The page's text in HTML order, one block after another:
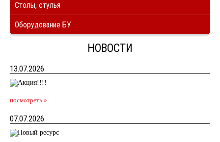
Столы, стулья
Оборудование БУ
НОВОСТИ
13.07.2026
посмотреть »
07.07.2026